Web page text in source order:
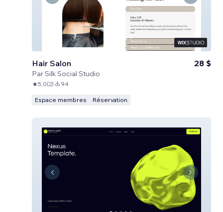
Hair Salon
ParSilk Social Studio
28 $
5,0(2) 94
Espace membres Réservation